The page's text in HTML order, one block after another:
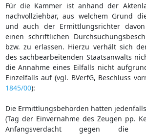
Für die Kammer ist anhand der
nachvollziehbar, aus welchem Grund
und auch der Ermittlungsrichter
einen schriftlichen
bzw. zu erlassen. Hierzu verhält sich
des sachbearbeitenden Staatsanwalts
die Annahme eines Eilfalls nicht
Einzelfalls auf (vgl. BVerfG, Beschluss
1845/00):
Die Ermittlungsbehörden hatten
(Tag der Einvernahme des Zeugen pp.
Anfangsverdacht gegen die